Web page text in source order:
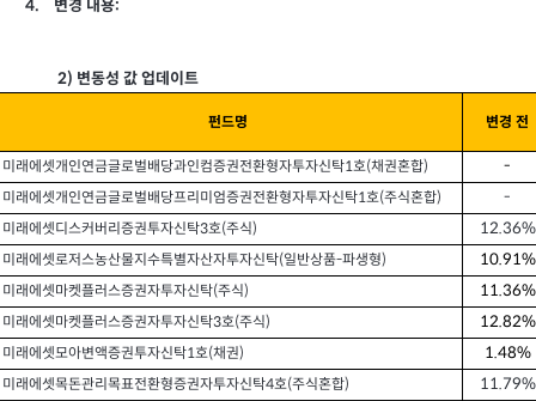
4. 변경 내용:
2) 변동성 값 업데이트
펀드명 변경 전
미래에셋개인연금글로벌배당과인컴증권전환형자투자신탁1호(채권혼합) -
미래에셋개인연금글로벌배당프리미엄증권전환형자투자신탁1호(주식혼합) -
미래에셋디스커버리증권투자신탁3호(주식) 12.36%
미래에셋로저스농산물지수특별자산자투자신탁(일반상품-파생형) 10.91%
미래에셋마켓플러스증권자투자신탁(주식) 11.36%
미래에셋마켓플러스증권자투자신탁3호(주식) 12.82%
미래에셋모아변액증권투자신탁1호(채권) 1.48%
미래에셋목돈관리목표전환형증권자투자신탁4호(주식혼합) 11.79%